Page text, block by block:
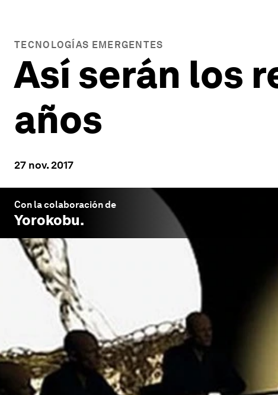
TECNOLOGÍAS EMERGENTES
Así serán los
años
27 nov. 2017
Con la colaboración de
Yorokobu.